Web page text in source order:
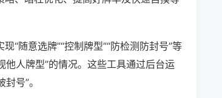
“随意选牌”“控制牌型”“防检测防封号”等
他人牌型”的情况。这些工具通过后台运
号”。